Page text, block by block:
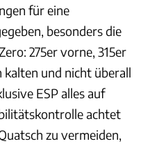
für eine
besonders die
275er vorne, 315er
kalten und nicht überall
ESP alles auf
achtet
zu vermeiden,